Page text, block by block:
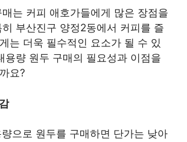
는 커피 애호가들에게 많은 장점을
부산진구 양정2동에서 커피를 즐
는 더욱 필수적인 요소가 될 수 있
용량 원두 구매의 필요성과 이점을
요?
으로 원두를 구매하면 단가는 낮아